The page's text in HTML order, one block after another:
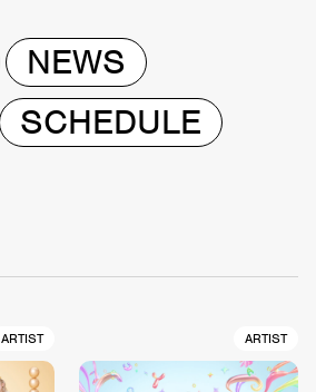
NEWS
SCHEDULE
ARTIST ARTIST